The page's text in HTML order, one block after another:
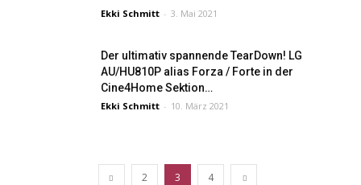
Ekki Schmitt - 3. Mai 2021
Der ultimativ spannende TearDown! LG
AU/HU810P alias Forza / Forte in der
Cine4Home Sektion…
Ekki Schmitt - 10. März 2021
2 3 4